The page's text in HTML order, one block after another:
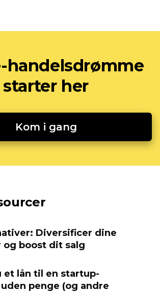
handelsdrømme
starter her
Kom i gang
Diversificer dine
og boost dit salg
et lån til en startup-
penge (og andre